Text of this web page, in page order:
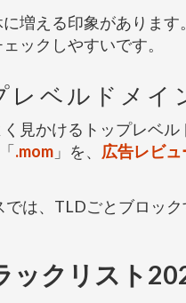
増える印象がありま
ックしやすいです。
レベルドメイ
見かけるトップレベ
.mom 」を、 広告レビ
では、TLDごとブロッ
ックリスト